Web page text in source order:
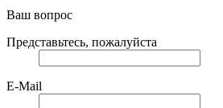
Ваш вопрос
Представьтесь, пожалуйста
E-Mail